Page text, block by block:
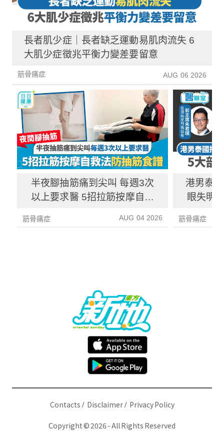
長者肌少症｜長者缺乏運動易肌肉流失 6
大肌少症徵兆平衡力變差要留意
筋骨痛症 AUG 06 2026
半夜腳抽筋痛到尖叫 每週3次
以上要求醫 5招拉筋按摩自救
筋骨痛症 AUG 04 2026
港男泰
眼失明
筋骨痛症